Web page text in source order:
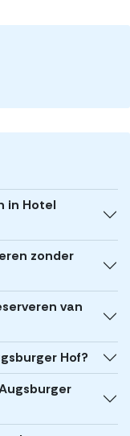
in Hotel
zonder
van
Hof?